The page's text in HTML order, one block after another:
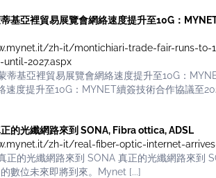
基亞裡貿易展覽會網絡速度提升至10G：
zh-it/montichiari-trade-fair-runs-to-
2027.aspx
蒂基亞裡貿易展覽會網絡速度提升至10G：
速度提升至10G：MYNET續簽技術合作協議至
的光纖網路來到 SONA, Fibra ottica, ADSL
zh-it/real-fiber-optic-internet-
正的光纖網路來到 SONA 真正的光纖網路來到
數位未來即將到來。Mynet [...]